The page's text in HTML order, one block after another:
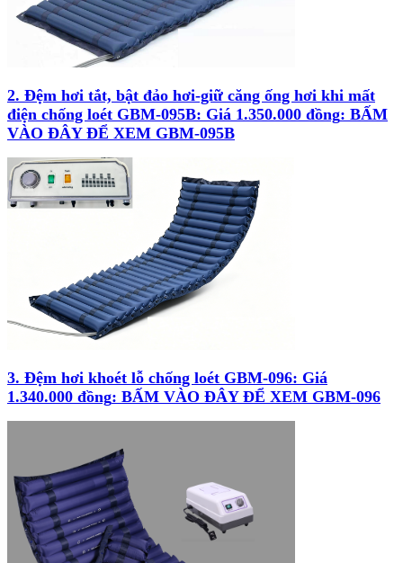
2. Đệm hơi tắt, bật đảo hơi-giữ căng ống hơi khi mất
điện chống loét GBM-095B: Giá 1.350.000 đồng: BẤM
VÀO ĐÂY ĐỂ XEM GBM-095B
3. Đệm hơi khoét lỗ chống loét GBM-096: Giá
1.340.000 đồng: BẤM VÀO ĐÂY ĐỂ XEM GBM-096